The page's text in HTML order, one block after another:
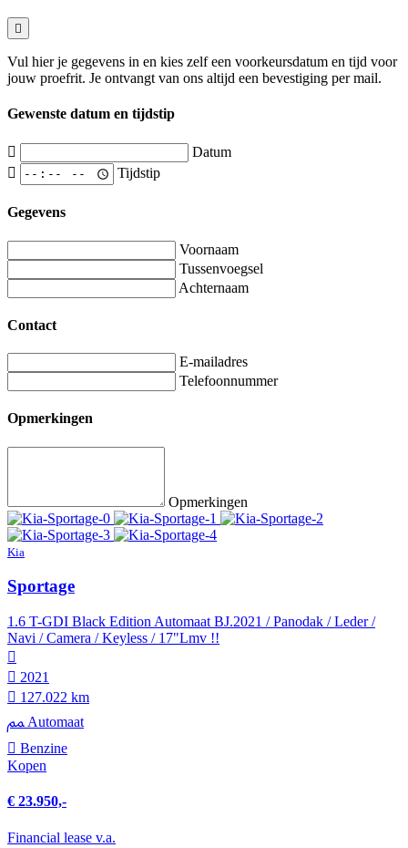
Vul hier je gegevens in en kies zelf een voorkeursdatum en tijd voor
jouw proefrit. Je ontvangt van ons altijd een bevestiging per mail.
Gewenste datum en tijdstip
Datum
Tijdstip
Gegevens
Voornaam
Tussenvoegsel
Achternaam
Contact
E-mailadres
Telefoonnummer
Opmerkingen
Opmerkingen
Kia
Sportage
1.6 T-GDI Black Edition Automaat BJ.2021 / Panodak / Leder /
Navi / Camera / Keyless / 17"Lmv !!
2021
127.022 km
Automaat
Benzine
Kopen
€ 23.950,-
Financial lease v.a.